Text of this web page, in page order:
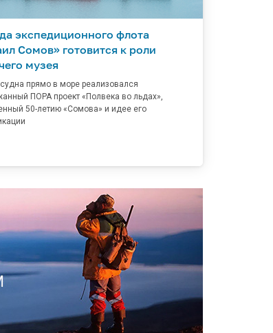
экспедиционного флота
Сомов» готовится к роли
музея
прямо в море реализовался
ПОРА проект «Полвека во льдах»,
50-летию «Сомова» и идее его